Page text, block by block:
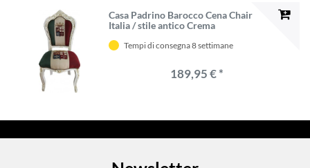
Casa Padrino Barocco Cena Chair
Italia / stile antico Crema
Tempi di consegna 8 settimane
189,95 € *